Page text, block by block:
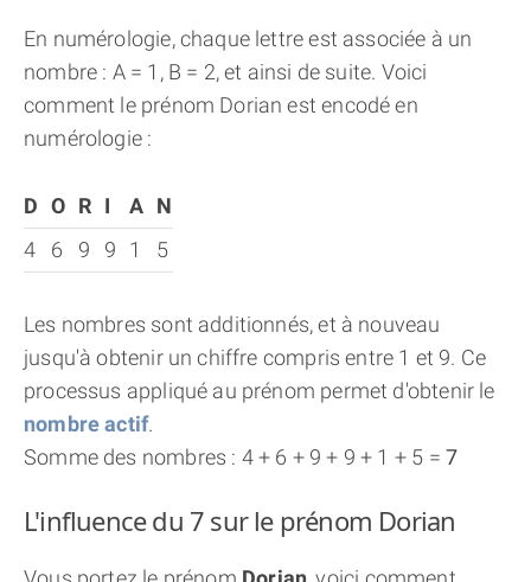
En numérologie, chaque lettre est associée à un
nombre : A = 1, B = 2, et ainsi de suite. Voici
comment le prénom Dorian est encodé en
numérologie :
D O R I A N
4
6 9 9 1 5
Les nombres sont additionnés, et à nouveau
jusqu'à obtenir un chiffre compris entre 1 et 9. Ce
processus appliqué au prénom permet d'obtenir le
nombre actif.
Somme des nombres : 4 + 6 + 9 + 9 + 1 + 5 = 7
L'influence du 7 sur le prénom Dorian